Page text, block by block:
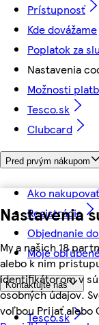
Nastavenia
My a našich 18
alebo k nim
identifikátorom v
osobných údajov.
voľbou Prijať alebo
Prístupnosť
Kde dovážame
Poplatok za
Nastavenia
Možnosti
Tesco.sk
Clubcard
Pred prvým nákupom
Ako nakupovať
Registrácia
Objednanie
Moje
Kontaktujte nás
Tesco.sk